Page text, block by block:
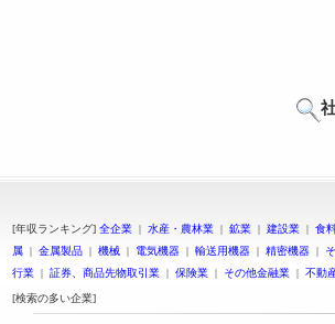
[年収ランキング] 全企業 | 水産・農林業 | 鉱業 | 建設業 | 食
属 | 金属製品 | 機械 | 電気機器 | 輸送用機器 | 精密機器 |
行業 | 証券、商品先物取引業 | 保険業 | その他金融業 | 不動
[検索の多い企業]